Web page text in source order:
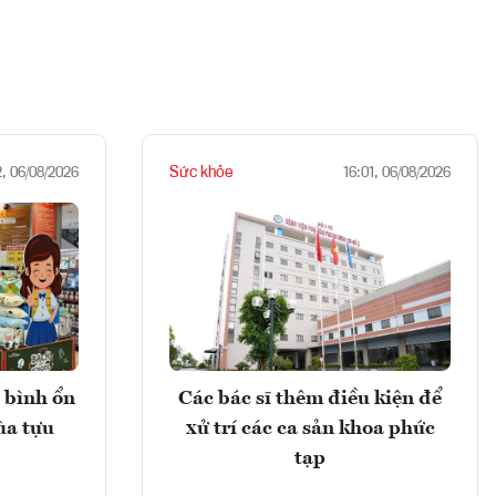
06/08/2026
bình ổn
tựu
Sức khỏe 16:01, 06/08/2026
Các bác sĩ thêm điều kiện để
xử trí các ca sản khoa phức
tạp